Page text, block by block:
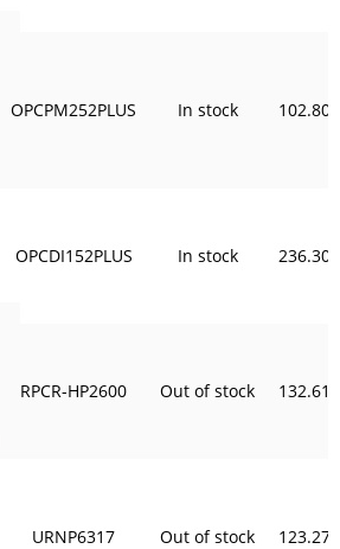
OPCPM252PLUS In stock 102.80
OPCDI152PLUS In stock 236.30
RPCR-HP2600 Out of stock 132.61
URNP6317 Out of stock 123.27